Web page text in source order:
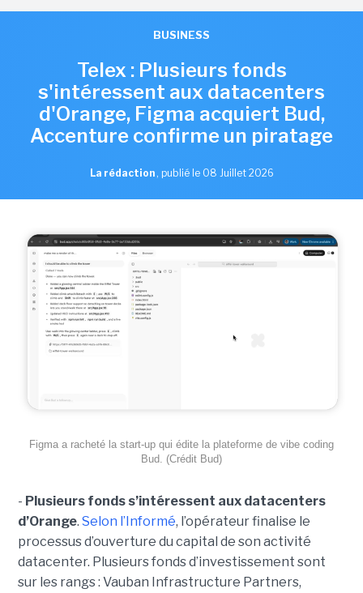
BUSINESS
Telex : Plusieurs fonds
s'intéressent aux datacenters
d'Orange, Figma acquiert Bud,
Accenture confirme un piratage
La rédaction , publié le 08 Juillet 2026
Figma a racheté la start-up qui édite la plateforme de vibe coding
Bud. (Crédit Bud)
- Plusieurs fonds s’intéressent aux datacenters
d’Orange. Selon l’Informé, l’opérateur finalise le
processus d’ouverture du capital de son activité
datacenter. Plusieurs fonds d’investissement sont
sur les rangs : Vauban Infrastructure Partners,